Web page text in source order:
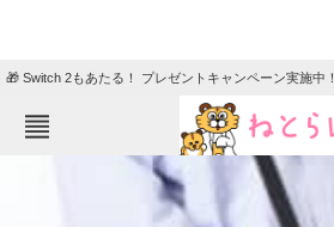
🎁 Switch 2もあたる！ プレゼントキャンペーン実施中！
ねとらぼメニュー
ニュース